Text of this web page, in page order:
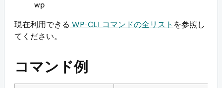
wp
現在利用できる WP-CLI コマンドの全リスト を参照し
てください。
コマンド例